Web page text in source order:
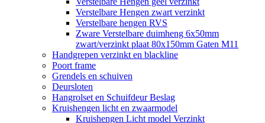
Verstelbare Hengen zwart verzinkt
Verstelbare hengen RVS
Zware Verstelbare duimheng 6x50mm
zwart/verzinkt plaat 80x150mm Gaten M11
Handgrepen verzinkt en blackline
Poort frame
Grendels en schuiven
Deursloten
Hangrolset en Schuifdeur Beslag
Kruishengen licht en zwaarmodel
Kruishengen Licht model Verzinkt